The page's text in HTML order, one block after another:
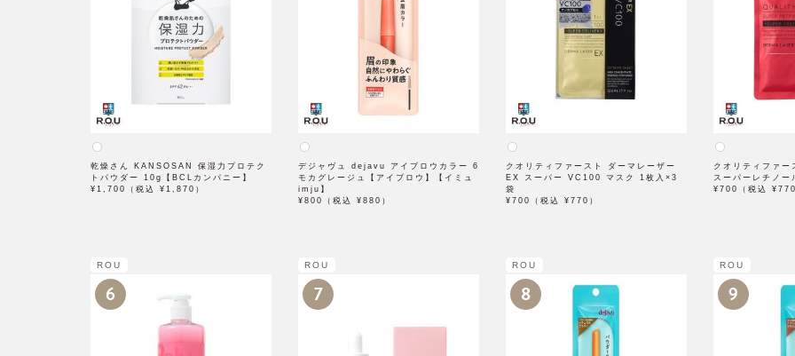
乾燥さん KANSOSAN 保湿力プロテク
トパウダー 10g【BCLカンパニー】
¥1,700（税込 ¥1,870）
デジャヴュ dejavu アイブロウカラー 6
モカグレージュ【アイブロウ】【イミュ
imju】
¥800（税込 ¥880）
クオリティファースト ダーマレーザー
EX スーパー VC100 マスク 1枚入×3
袋
¥700（税込 ¥770）
クオリティファ
スーパーレチノ
¥700（税込
ROU
6
ROU
7
ROU
8
ROU
9